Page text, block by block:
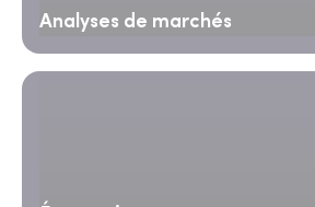
Analyses de marchés